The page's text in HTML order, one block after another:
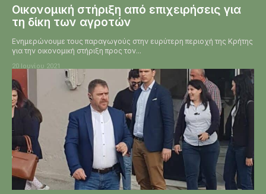
Οικονομική στήριξη από επιχειρήσεις για
τη δίκη των αγροτών
Ενημερώνουμε τους παραγωγούς στην ευρύτερη περιοχή της Κρήτης
για την οικονομική στήριξη προς τον...
20 Ιουνίου 2021